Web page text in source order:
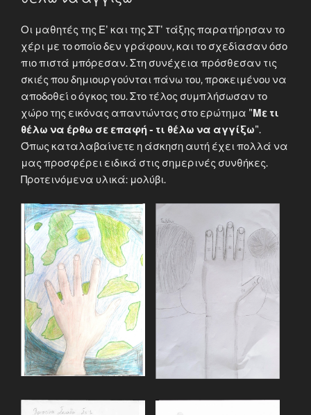
Οι μαθητές της Ε' και της ΣΤ' τάξης παρατήρησαν το
χέρι με το οποίο δεν γράφουν, και το σχεδίασαν όσο
πιο πιστά μπόρεσαν. Στη συνέχεια πρόσθεσαν τις
σκιές που δημιουργούνται πάνω του, προκειμένου να
αποδοθεί ο όγκος του. Στο τέλος συμπλήσωσαν το
χώρο της εικόνας απαντώντας στο ερώτημα "Με τι
θέλω να έρθω σε επαφή - τι θέλω να αγγίξω".
Όπως καταλαβαίνετε η άσκηση αυτή έχει πολλά να
μας προσφέρει ειδικά στις σημερινές συνθήκες.
Προτεινόμενα υλικά: μολύβι.